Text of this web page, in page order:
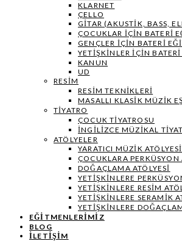
KLARNET
ÇELLO
GITAR (AKUSTIK, BASS,
ÇOCUKLAR IÇIN BATERI
GENÇLER İÇIN BATERI
YETIŞKINLER IÇIN
KANUN
UD
RESIM
RESIM TEKNIKLERI
MASALLI KLASIK MÜZIK
TIYATRO
ÇOCUK TIYATROSU
İNGILIZCE MÜZIKAL
ATÖLYELER
YARATICI MÜZIK ATÖLYESI
ÇOCUKLARA PERKÜSYON
DOĞAÇLAMA ATÖLYESI
YETIŞKINLERE
YETIŞKINLERE RESIM
YETIŞKINLERE SERAMIK
YETIŞKINLERE
EĞITMENLERIMIZ
BLOG
İLETİŞİM